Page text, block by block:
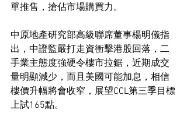
單推售，搶佔市場購買力。
中原地產研究部高級聯席董事楊明儀指
出，中證監嚴打走資衝擊港股回落，二
手業主態度強硬令樓市拉鋸，近期成交
量明顯減少，而且美國可能加息，相信
樓價升幅將會收窄，展望CCL第三季目標
上試165點。